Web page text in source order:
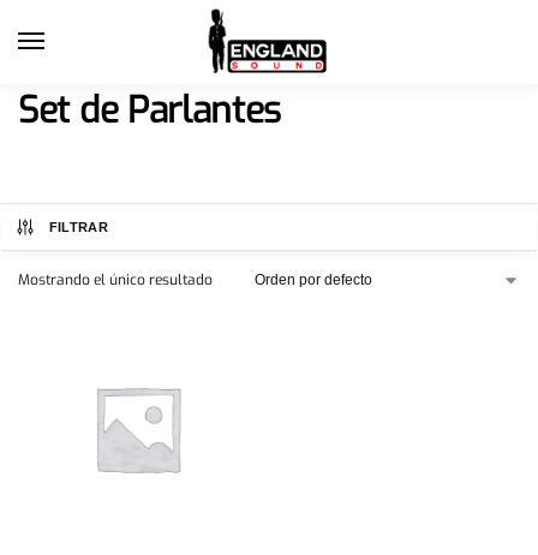
Set de Parlantes
FILTRAR
Mostrando el único resultado